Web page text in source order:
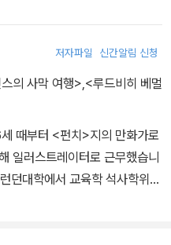
다. 전투기 조종사로서 실전 경
잡지에 발표하기 시작했는데 그
을 사로잡았다. 첫 단편집 『응
작가상을 수상했다. 도박과 내
운 술수, 통념으로는 이해할 수
을 발휘하는 인물 등을 보여주
저자파일 신간알림 신청
의 사막 여행>,<루드비히 베멀
때부터 <펀치>지의 만화가로
일러스트레이터로 근무했습니
던대학에서 교육학 석사학위를